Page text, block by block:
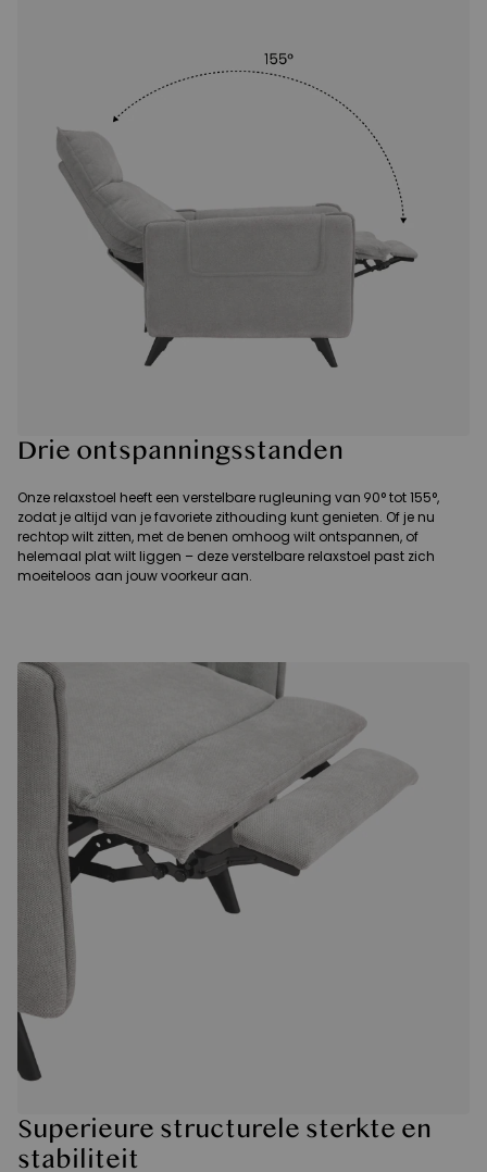
Drie ontspanningsstanden
Onze relaxstoel heeft een verstelbare rugleuning van 90° tot 155°,
zodat je altijd van je favoriete zithouding kunt genieten. Of je nu
rechtop wilt zitten, met de benen omhoog wilt ontspannen, of
helemaal plat wilt liggen – deze verstelbare relaxstoel past zich
moeiteloos aan jouw voorkeur aan.
Superieure structurele sterkte en
stabiliteit